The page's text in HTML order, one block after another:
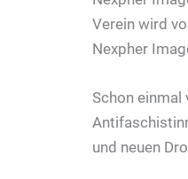
Schon einmal
und neuen